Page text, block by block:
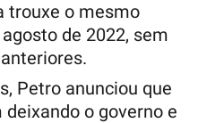
trouxe o mesmo
de 2022, sem
Petro anunciou que
o governo e